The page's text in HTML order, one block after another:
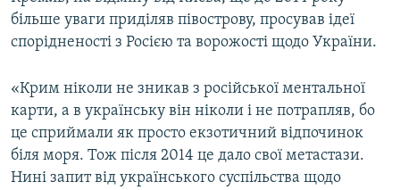
більше уваги приділяв півострову, просував ідеї
спорідненості з Росією та ворожості щодо України.
«Крим ніколи не зникав з російської ментальної
карти, а в українську він ніколи і не потрапляв, бо
це сприймали як просто екзотичний відпочинок
біля моря. Тож після 2014 це дало свої метастази.
Нині запит від українського суспільства щодо